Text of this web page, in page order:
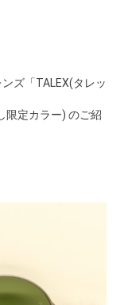
ズ「TALEX(タレッ
限定カラー) のご紹